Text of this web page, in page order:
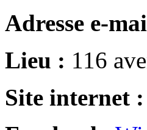
Adresse e-
Lieu : 116
Site internet :